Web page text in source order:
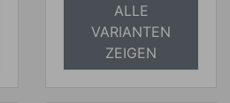
ALLE
VARIANTEN
ZEIGEN